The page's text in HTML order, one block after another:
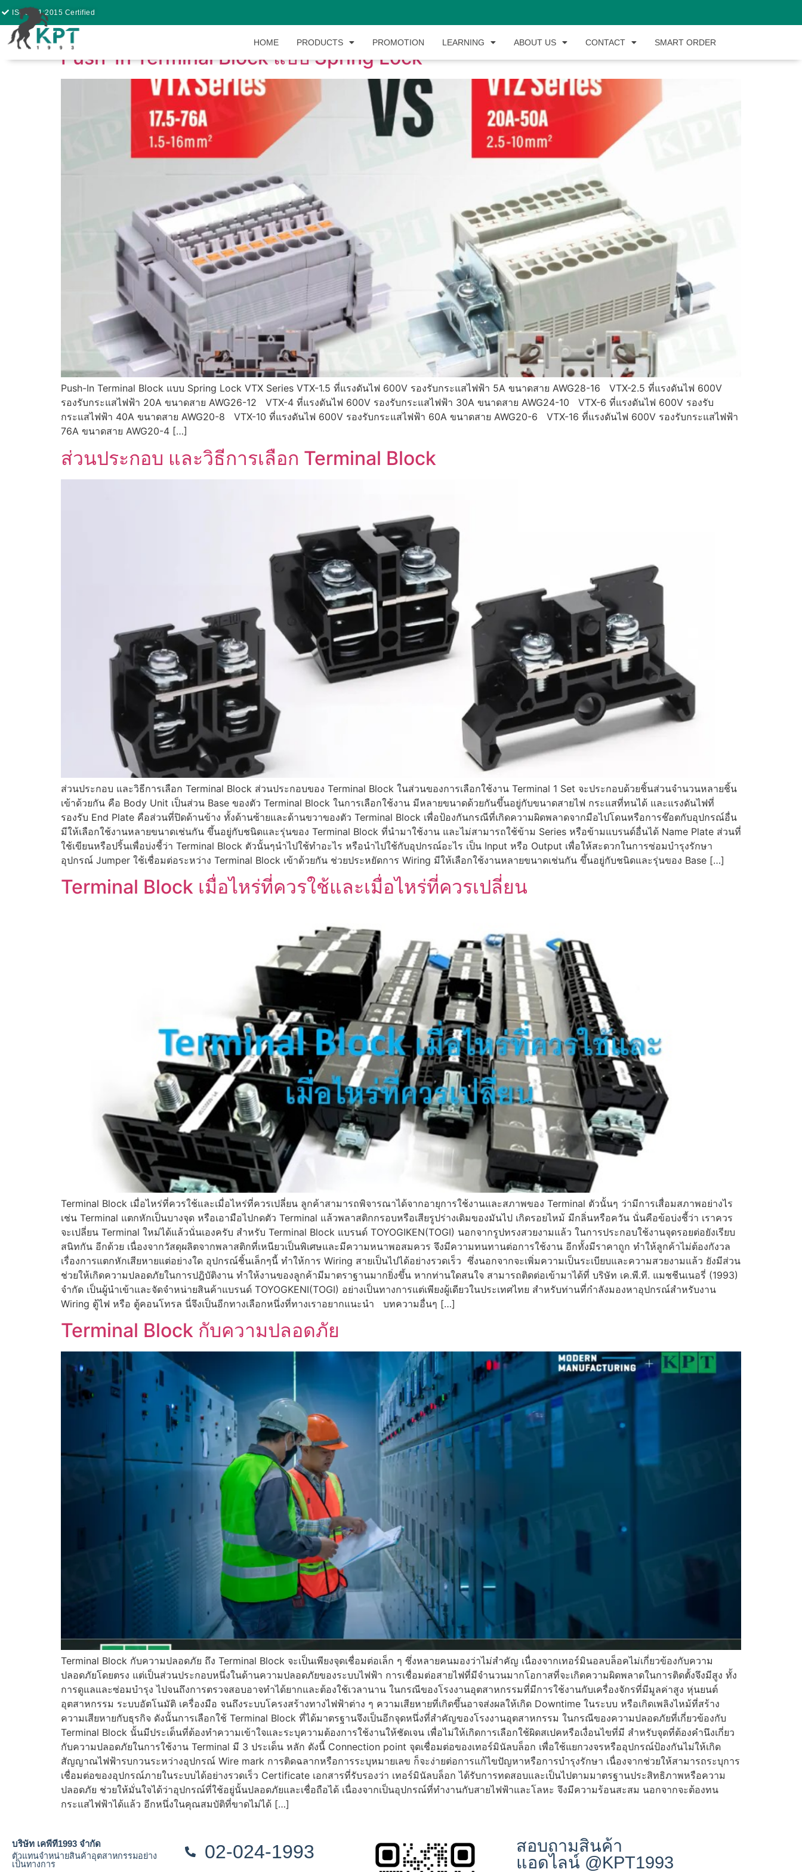
ISO9001:2015 Certified
HOME PRODUCTS PROMOTION LEARNING ABOUT US CONTACT SMART ORDER
Push-In Terminal Block แบบ Spring Lock
Push-In Terminal Block แบบ Spring Lock VTX Series VTX-1.5 ที่แรงดันไฟ 600V รองรับกระแสไฟฟ้า 5A ขนาดสาย AWG28-16 VTX-2.5 ที่แรงดันไฟ 600V
รองรับกระแสไฟฟ้า 20A ขนาดสาย AWG26-12 VTX-4 ที่แรงดันไฟ 600V รองรับกระแสไฟฟ้า 30A ขนาดสาย AWG24-10 VTX-6 ที่แรงดันไฟ 600V รองรับ
กระแสไฟฟ้า 40A ขนาดสาย AWG20-8 VTX-10 ที่แรงดันไฟ 600V รองรับกระแสไฟฟ้า 60A ขนาดสาย AWG20-6 VTX-16 ที่แรงดันไฟ 600V รองรับกระแสไฟฟ้า
76A ขนาดสาย AWG20-4 […]
ส่วนประกอบ และวิธีการเลือก Terminal Block
ส่วนประกอบ และวิธีการเลือก Terminal Block ส่วนประกอบของ Terminal Block ในส่วนของการเลือกใช้งาน Terminal 1 Set จะประกอบด้วยชิ้นส่วนจำนวนหลายชิ้น
เข้าด้วยกัน คือ Body Unit เป็นส่วน Base ของตัว Terminal Block ในการเลือกใช้งาน มีหลายขนาดด้วยกันขึ้นอยู่กับขนาดสายไฟ กระแสที่ทนได้ และแรงดันไฟที่
รองรับ End Plate คือส่วนที่ปิดด้านข้าง ทั้งด้านซ้ายและด้านขวาของตัว Terminal Block เพื่อป้องกันกรณีที่เกิดความผิดพลาดจากมือไปโดนหรือการช๊อตกับอุปกรณ์อื่น
มีให้เลือกใช้งานหลายขนาดเช่นกัน ขึ้นอยู่กับชนิดและรุ่นของ Terminal Block ที่นำมาใช้งาน และไม่สามารถใช้ข้าม Series หรือข้ามแบรนด์อื่นได้ Name Plate ส่วนที่
ใช้เขียนหรือปริ้นเพื่อบ่งชี้ว่า Terminal Block ตัวนั้นๆนำไปใช้ทำอะไร หรือนำไปใช้กับอุปกรณ์อะไร เป็น Input หรือ Output เพื่อให้สะดวกในการซ่อมบำรุงรักษา
อุปกรณ์ Jumper ใช้เชื่อมต่อระหว่าง Terminal Block เข้าด้วยกัน ช่วยประหยัดการ Wiring มีให้เลือกใช้งานหลายขนาดเช่นกัน ขึ้นอยู่กับชนิดและรุ่นของ Base […]
Terminal Block เมื่อไหร่ที่ควรใช้และเมื่อไหร่ที่ควรเปลี่ยน
Terminal Block เมื่อไหร่ที่ควรใช้และเมื่อไหร่ที่ควรเปลี่ยน ลูกค้าสามารถพิจารณาได้จากอายุการใช้งานและสภาพของ Terminal ตัวนั้นๆ ว่ามีการเสื่อมสภาพอย่างไร
เช่น Terminal แตกหักเป็นบางจุด หรือเอามือไปกดตัว Terminal แล้วพลาสติกกรอบหรือเสียรูปร่างเดิมของมันไป เกิดรอยไหม้ มีกลิ่นหรือควัน นั่นคือข้อบ่งชี้ว่า เราควร
จะเปลี่ยน Terminal ใหม่ได้แล้วนั่นเองครับ สำหรับ Terminal Block แบรนด์ TOYOGIKEN(TOGI) นอกจากรูปทรงสวยงามแล้ว ในการประกอบใช้งานจุดรอยต่อยังเรียบ
สนิทกัน อีกด้วย เนื่องจากวัสดุผลิตจากพลาสติกที่เหนียวเป็นพิเศษและมีความหนาพอสมควร จึงมีความทนทานต่อการใช้งาน อีกทั้งมีราคาถูก ทำให้ลูกค้าไม่ต้องกังวล
เรื่องการแตกหักเสียหายแต่อย่างใด อุปกรณ์ชิ้นเล็กๆนี้ ทำให้การ Wiring สายเป็นไปได้อย่างรวดเร็ว ซึ่งนอกจากจะเพิ่มความเป็นระเบียบและความสวยงามแล้ว ยังมีส่วน
ช่วยให้เกิดความปลอดภัยในการปฎิบัติงาน ทำให้งานของลูกค้ามีมาตราฐานมากยิ่งขึ้น หากท่านใดสนใจ สามารถติดต่อเข้ามาได้ที่ บริษัท เค.พี.ที. แมชชีนเนอรี่ (1993)
จำกัด เป็นผู้นำเข้าและจัดจำหน่ายสินค้าแบรนด์ TOYOGKENI(TOGI) อย่างเป็นทางการแต่เพียงผู้เดียวในประเทศไทย สำหรับท่านที่กำลังมองหาอุปกรณ์สำหรับงาน
Wiring ตู้ไฟ หรือ ตู้คอนโทรล นี่จึงเป็นอีกทางเลือกหนึ่งที่ทางเราอยากแนะนำ บทความอื่นๆ […]
Terminal Block กับความปลอดภัย
Terminal Block กับความปลอดภัย ถึง Terminal Block จะเป็นเพียงจุดเชื่อมต่อเล็ก ๆ ซึ่งหลายคนมองว่าไม่สำคัญ เนื่องจากเทอร์มินอลบล็อคไม่เกี่ยวข้องกับความ
ปลอดภัยโดยตรง แต่เป็นส่วนประกอบหนึ่งในด้านความปลอดภัยของระบบไฟฟ้า การเชื่อมต่อสายไฟที่มีจำนวนมากโอกาสที่จะเกิดความผิดพลาดในการติดตั้งจึงมีสูง ทั้ง
การดูแลและซ่อมบำรุง ไปจนถึงการตรวจสอบอาจทำได้ยากและต้องใช้เวลานาน ในกรณีของโรงงานอุตสาหกรรมที่มีการใช้งานกับเครื่องจักรที่มีมูลค่าสูง หุ่นยนต์
อุตสาหกรรม ระบบอัตโนมัติ เครื่องมือ จนถึงระบบโครงสร้างทางไฟฟ้าต่าง ๆ ความเสียหายที่เกิดขึ้นอาจส่งผลให้เกิด Downtime ในระบบ หรือเกิดเพลิงไหม้ที่สร้าง
ความเสียหายกับธุรกิจ ดังนั้นการเลือกใช้ Terminal Block ที่ได้มาตรฐานจึงเป็นอีกจุดหนึ่งที่สำคัญของโรงงานอุตสาหกรรม ในกรณีของความปลอดภัยที่เกี่ยวข้องกับ
Terminal Block นั้นมีประเด็นที่ต้องทำความเข้าใจและระบุความต้องการใช้งานให้ชัดเจน เพื่อไม่ให้เกิดการเลือกใช้ผิดสเปคหรือเงื่อนไขที่มี สำหรับจุดที่ต้องคำนึงเกี่ยว
กับความปลอดภัยในการใช้งาน Terminal มี 3 ประเด็น หลัก ดังนี้ Connection point จุดเชื่อมต่อของเทอร์มินัลบล็อก เพื่อใช้แยกวงจรหรืออุปกรณ์ป้องกันไม่ให้เกิด
สัญญาณไฟฟ้ารบกวนระหว่างอุปกรณ์ Wire mark การติดฉลากหรือการระบุหมายเลข ก็จะง่ายต่อการแก้ไขปัญหาหรือการบำรุงรักษา เนื่องจากช่วยให้สามารถระบุการ
เชื่อมต่อของอุปกรณ์ภายในระบบได้อย่างรวดเร็ว Certificate เอกสารที่รับรองว่า เทอร์มินัลบล็อก ได้รับการทดสอบและเป็นไปตามมาตรฐานประสิทธิภาพหรือความ
ปลอดภัย ช่วยให้มั่นใจได้ว่าอุปกรณ์ที่ใช้อยู่นั้นปลอดภัยและเชื่อถือได้ เนื่องจากเป็นอุปกรณ์ที่ทำงานกับสายไฟฟ้าและโลหะ จึงมีความร้อนสะสม นอกจากจะต้องทน
กระแสไฟฟ้าได้แล้ว อีกหนึ่งในคุณสมบัติที่ขาดไม่ได้ […]
บริษัท เคพีที1993 จำกัด
ตัวแทนจำหน่ายสินค้าอุตสาหกรรมอย่าง
เป็นทางการ
02-024-1993
สอบถามสินค้า
แอดไลน์ @KPT1993